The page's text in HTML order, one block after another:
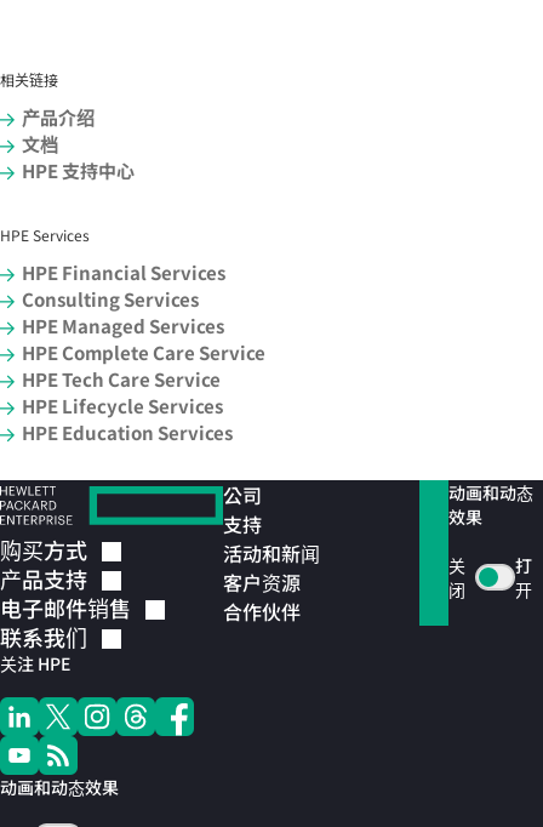
相关链接
产品介绍
文档
HPE 支持中心
HPE Services
HPE Financial Services
Consulting Services
HPE Managed Services
HPE Complete Care Service
HPE Tech Care Service
HPE Lifecycle Services
HPE Education Services
购买方式
产品支持
电子邮件销售
联系我们
关注 HPE
动画和动态效果
公司
支持
活动和新闻
客户资源
合作伙伴
动画和动态
效果
关
闭
打
开